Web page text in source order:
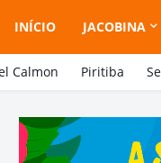
INÍCIO JACOBINA
Calmon Piritiba